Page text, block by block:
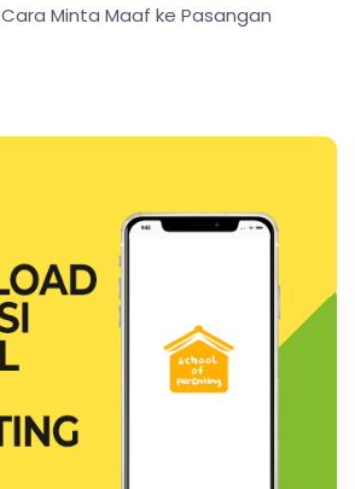
Cara Minta Maaf ke Pasangan